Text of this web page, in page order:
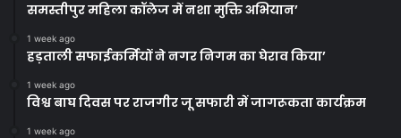
समस्तीपुर महिला कॉलेज में नशा मुक्ति अभियान’
1 week ago
हड़ताली सफाईकर्मियों ने नगर निगम का घेराव किया’
1 week ago
विश्व बाघ दिवस पर राजगीर जू सफारी में जागरूकता कार्यक्रम
1 week ago